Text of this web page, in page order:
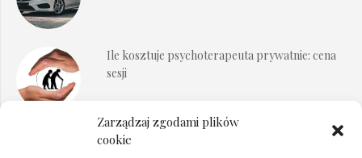
Zarządzaj zgodami plików
cookie
Ile kosztuje psychoterapeuta prywatnie: cena
sesji
Dokumenty do odbioru przy zmianie biura